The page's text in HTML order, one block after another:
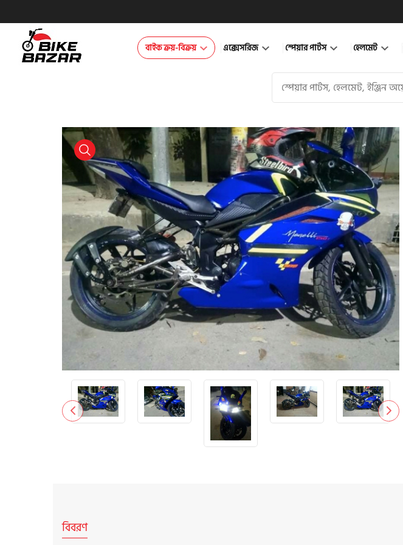
বাইক ক্রয়-বিক্রয় এক্সেসরিজ স্পেয়ার পার্টস হেলমেট
product view
বিবরণ